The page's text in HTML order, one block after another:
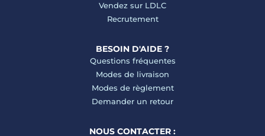
Vendez sur LDLC
Recrutement
BESOIN D'AIDE ?
Questions fréquentes
Modes de livraison
Modes de règlement
Demander un retour
NOUS CONTACTER :